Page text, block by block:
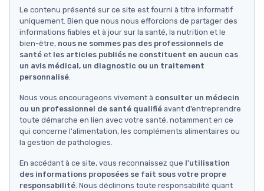
Le contenu présenté sur ce site est fourni à titre informatif
uniquement. Bien que nous nous efforcions de partager des
informations fiables et à jour sur la santé, la nutrition et le
bien-être, nous ne sommes pas des professionnels de
santé et les articles publiés ne constituent en aucun cas
un avis médical, un diagnostic ou un traitement
personnalisé.
Nous vous encourageons vivement à consulter un médecin
ou un professionnel de santé qualifié avant d’entreprendre
toute démarche en lien avec votre santé, notamment en ce
qui concerne l'alimentation, les compléments alimentaires ou
la gestion de pathologies.
En accédant à ce site, vous reconnaissez que l'utilisation
des informations proposées se fait sous votre propre
responsabilité. Nous déclinons toute responsabilité quant